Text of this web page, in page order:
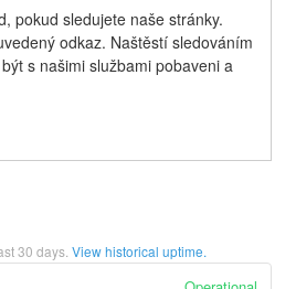
pokud sledujete naše stránky.
odkaz. Naštěstí sledováním
s našimi službami pobaveni a
30 days. View historical uptime.